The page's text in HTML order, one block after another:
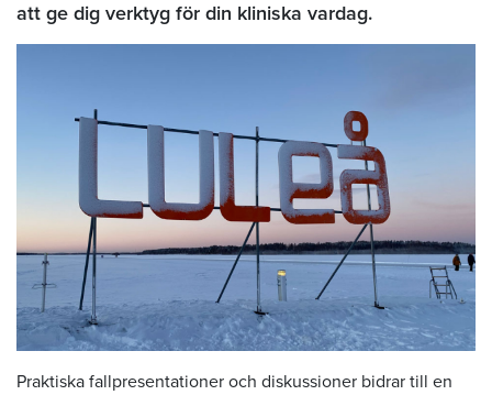
att ge dig verktyg för din kliniska vardag.
Praktiska fallpresentationer och diskussioner bidrar till en